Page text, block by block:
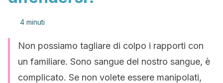
4 minuti
Non possiamo tagliare di colpo i rapporti con
un familiare. Sono sangue del nostro sangue, è
complicato. Se non volete essere manipolati,